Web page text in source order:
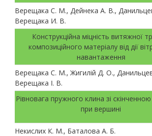
Верещака С. М., Дейнека А. В.,
Верещака И. В.
Конструкційна міцність витяжної
композиційного матеріалу від дії
навантаження
Верещака С. М., Жигилій Д. О.,
Верещака І. В.
Рівновага пружного клина зі
при вершині
Некислих К. М., Баталова А. Б.